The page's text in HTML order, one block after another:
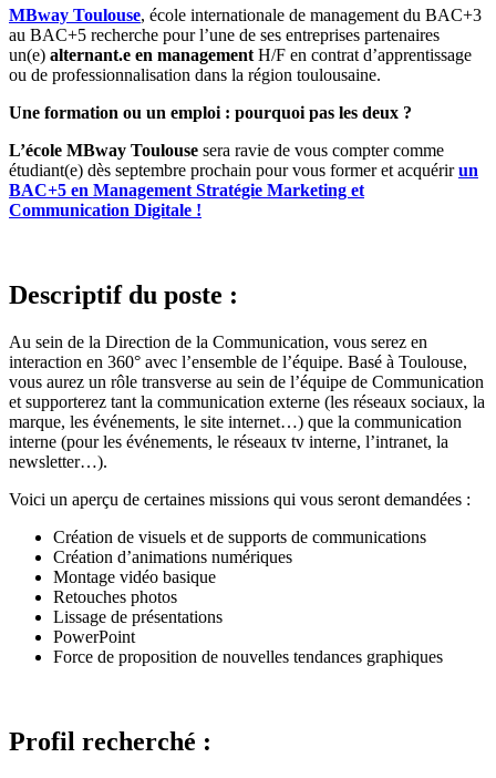
MBway Toulouse, école internationale de management du BAC+3
au BAC+5 recherche pour l’une de ses entreprises partenaires
un(e) alternant.e en managementH/F en contrat d’apprentissage
ou de professionnalisation dans la région toulousaine.
Une formation ou un emploi : pourquoi pas les deux ?
L’école MBway Toulouse sera ravie de vous compter comme
étudiant(e) dès septembre prochain pour vous former et acquérirun
BAC+5 en Management Stratégie Marketing et
Communication Digitale !
Descriptif du poste :
Au sein de la Direction de la Communication, vous serez en
interaction en 360° avec l’ensemble de l’équipe. Basé à Toulouse,
vous aurez un rôle transverse au sein de l’équipe de Communication
et supporterez tant la communication externe (les réseaux sociaux, la
marque, les événements, le site internet…) que la communication
interne (pour les événements, le réseaux tv interne, l’intranet, la
newsletter…).
Voici un aperçu de certaines missions qui vous seront demandées :
Création de visuels et de supports de communications
Création d’animations numériques
Montage vidéo basique
Retouches photos
Lissage de présentations
PowerPoint
Force de proposition de nouvelles tendances graphiques
Profil recherché :